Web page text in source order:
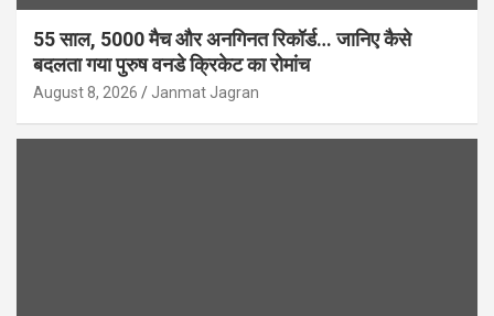
55 साल, 5000 मैच और अनगिनत रिकॉर्ड… जानिए कैसे
बदलता गया पुरुष वनडे क्रिकेट का रोमांच
August 8, 2026 Janmat Jagran